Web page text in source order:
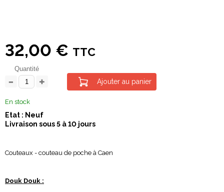
32,00 € TTC
Quantité
Ajouter au panier
En stock
Etat : Neuf
Livraison sous 5 à 10 jours
Couteaux - couteau de poche à Caen
Douk Douk :